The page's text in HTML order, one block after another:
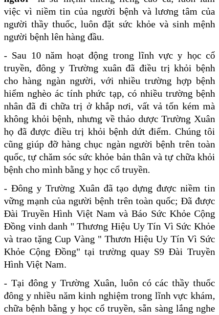
việc vì niềm tin của người bệnh và lương tâm của
người thầy thuốc, luôn đặt sức khỏe và sinh mệnh
người bệnh lên hàng đầu.
- Sau 10 năm hoạt động trong lĩnh vực y học cổ
truyền, đông y Trường xuân đã điều trị khỏi bệnh
cho hàng ngàn người, với nhiều trường hợp bệnh
hiểm nghèo ác tính phức tạp, có nhiều trường bệnh
nhân đã đi chữa trị ở khắp nơi, vất vả tốn kém mà
không khỏi bệnh, nhưng về thảo dược Trường Xuân
họ đã được điều trị khỏi bệnh dứt điểm. Chúng tôi
cũng giúp đỡhàng chục ngàn người bệnh trên toàn
quốc, tự chăm sóc sức khỏe bản thân và tự chữa khỏi
bệnh cho mình bằng y học cổ truyền.
- Đông y Trường Xuân đã tạo dựng được niềm tin
vững mạnh của người bệnh trên toàn quốc; Đã được
Đài Truyền Hình Việt Nam và Báo Sức Khỏe Cộng
Đồng vinh danh " Thương Hiệu Uy Tín Vì Sức Khỏe
và trao tặng Cup Vàng " Thươn Hiệu Uy Tín Vì Sức
Khỏe Cộng Đồng" tại trường quay S9 Đài Truyền
Hình Việt Nam.
- Tại đông y Trường Xuân, luôn có các thầy thuốc
đông y nhiều năm kinh nghiệm trong lĩnh vực khám,
chữa bệnh bằng y học cổ truyền, sẵn sàng lắng nghe